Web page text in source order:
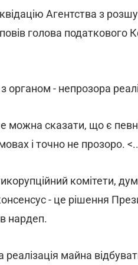
Агентства з
голова податкового
- непрозора
сказати, що є
і точно не прозоро.
комітети,
- це рішення
нардеп.
майна